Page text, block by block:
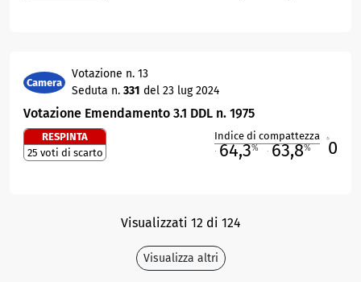
Camera
Votazione n. 13
Seduta n. 331 del 23 lug 2024
Votazione Emendamento 3.1 DDL n. 1975
RESPINTA
25 voti di scarto
Indice di compattezza
64,3% 63,8% 0
Visualizzati 12 di 124
Visualizza altri